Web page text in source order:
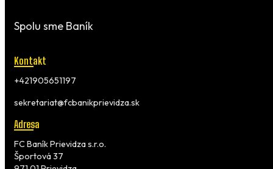
Spolu sme Baník
Kontakt
+421905651197
sekretariat@fcbanikprievidza.sk
Adresa
FC Baník Prievidza s.r.o.
Športová 37